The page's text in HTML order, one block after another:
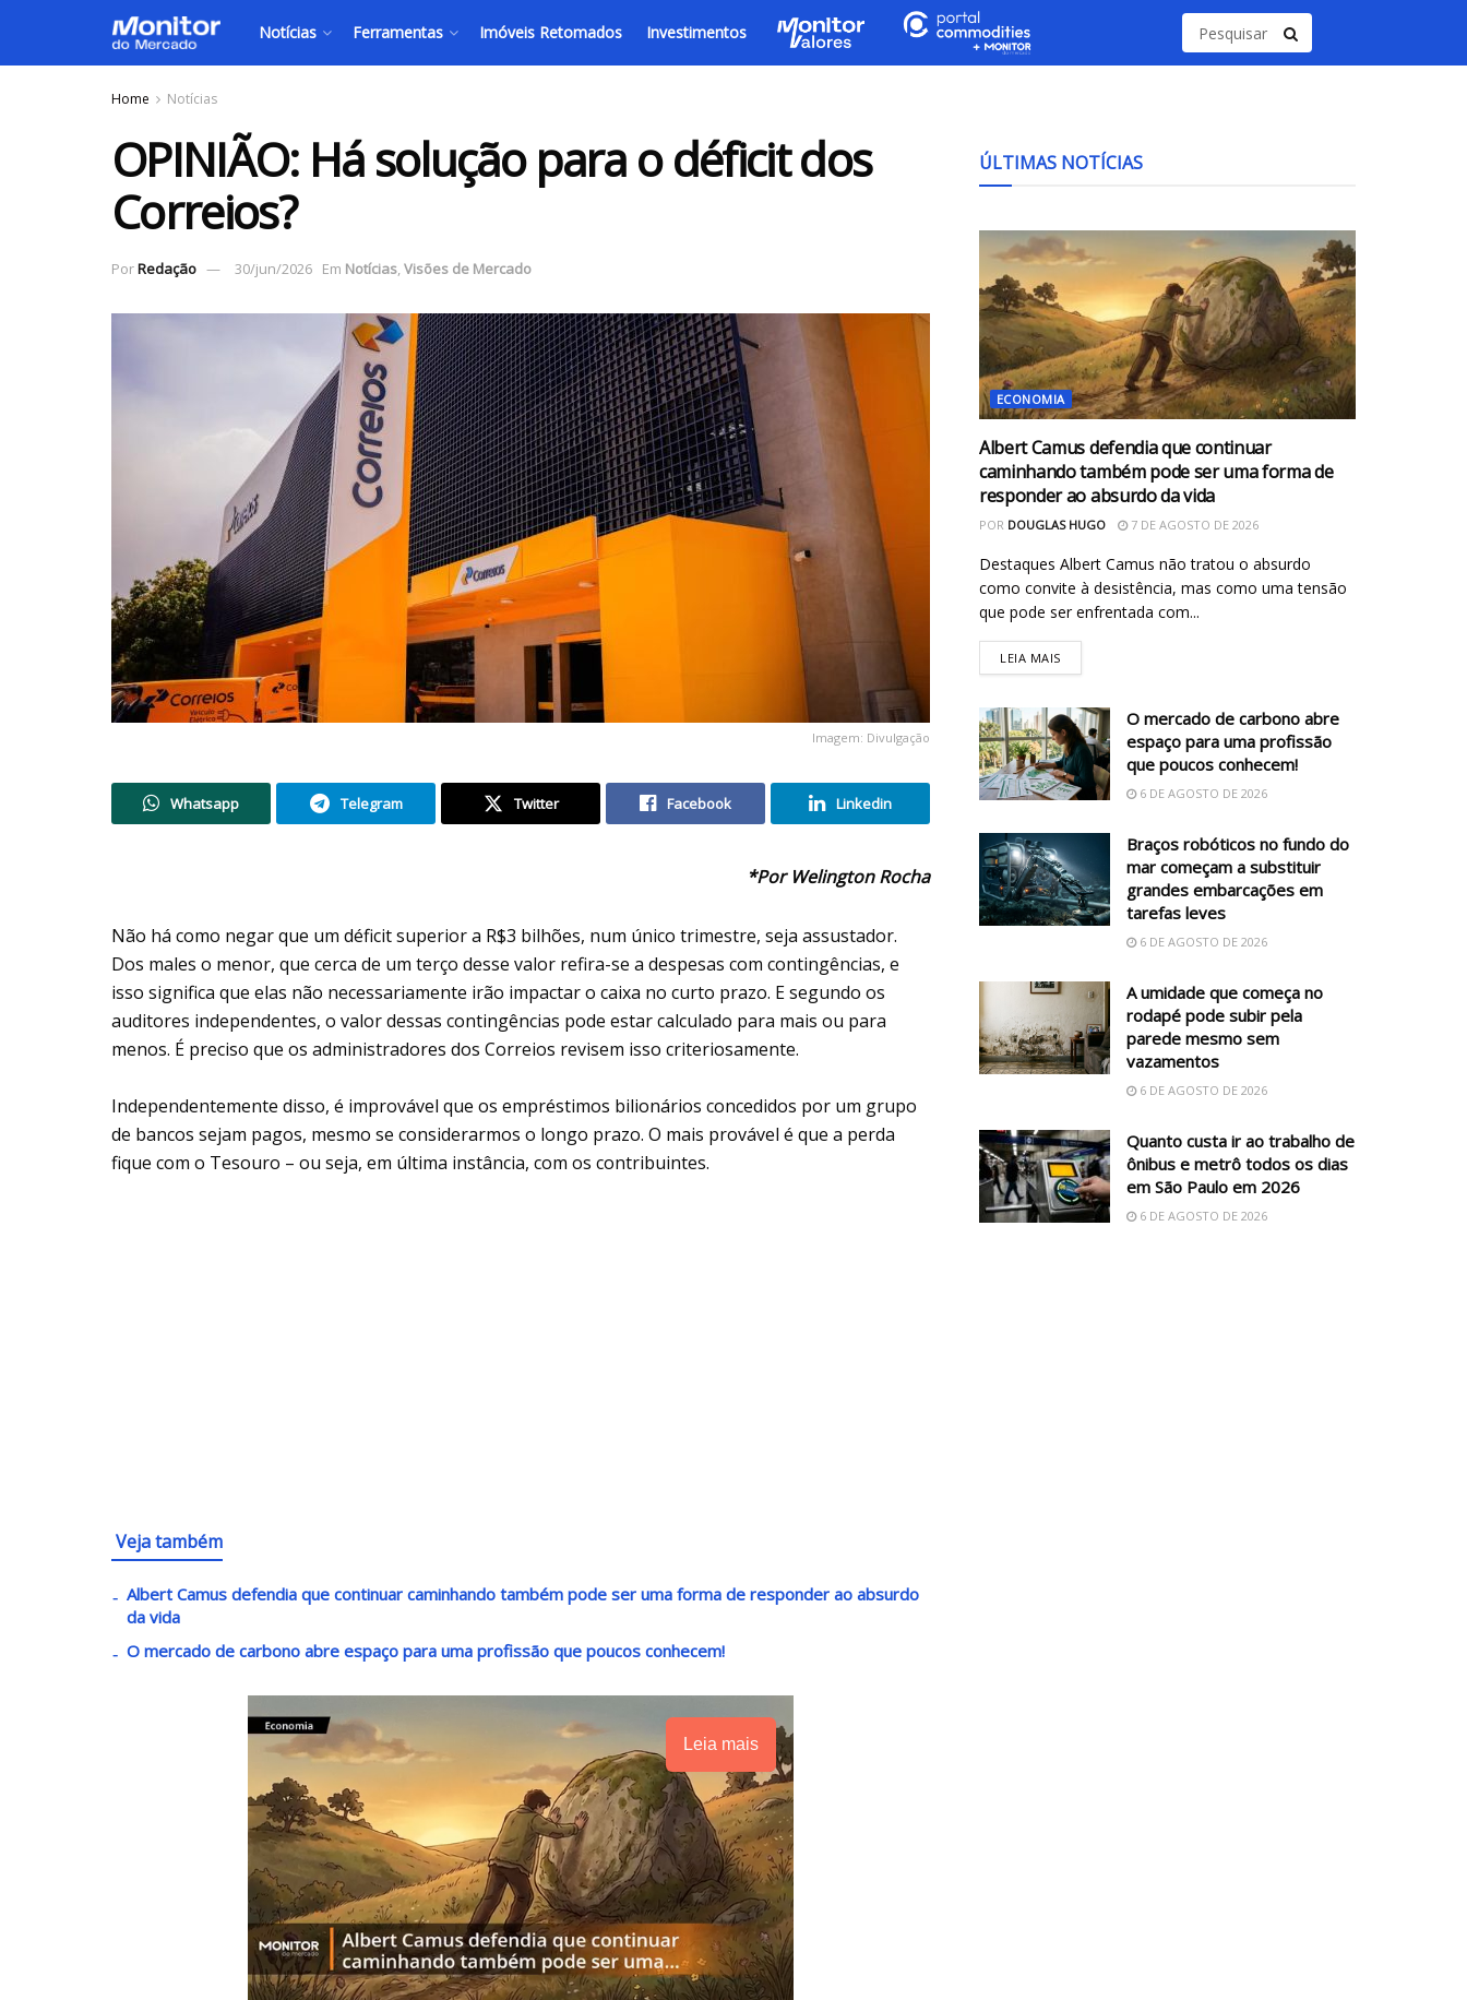
Notícias Ferramentas Imóveis Retomados Investimentos
Home Notícias
OPINIÃO: Há solução para o déficit dos
Correios?
PorRedação 30/jun/2026 Em Notícias,Visões de Mercado
Imagem: Divulgação
Whatsapp Telegram Twitter Facebook Linkedin
*Por Welington Rocha
Não há como negar que um déficit superior a R$3 bilhões, num único trimestre, seja assustador.
Dos males o menor, que cerca de um terço desse valor refira-se a despesas com contingências, e
isso significa que elas não necessariamente irão impactar o caixa no curto prazo. E segundo os
auditores independentes, o valor dessas contingências pode estar calculado para mais ou para
menos. É preciso que os administradores dos Correios revisem isso criteriosamente.
Independentemente disso, é improvável que os empréstimos bilionários concedidos por um grupo
de bancos sejam pagos, mesmo se considerarmos o longo prazo. O mais provável é que a perda
fique com o Tesouro – ou seja, em última instância, com os contribuintes.
Veja também
Albert Camus defendia que continuar caminhando também pode ser uma forma de responder ao absurdo
da vida
O mercado de carbono abre espaço para uma profissão que poucos conhecem!
Leia mais
ÚLTIMAS NOTÍCIAS
ECONOMIA
Albert Camus defendia que continuar
caminhando também pode ser uma forma de
responder ao absurdo da vida
POR DOUGLAS HUGO 7 DE AGOSTO DE 2026
Destaques Albert Camus não tratou o absurdo
como convite à desistência, mas como uma tensão
que pode ser enfrentada com...
LEIA MAIS
O mercado de carbono abre
espaço para uma profissão
que poucos conhecem!
6 DE AGOSTO DE 2026
Braços robóticos no fundo do
mar começam a substituir
grandes embarcações em
tarefas leves
6 DE AGOSTO DE 2026
A umidade que começa no
rodapé pode subir pela
parede mesmo sem
vazamentos
6 DE AGOSTO DE 2026
Quanto custa ir ao trabalho de
ônibus e metrô todos os dias
em São Paulo em 2026
6 DE AGOSTO DE 2026